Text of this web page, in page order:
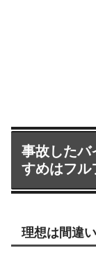
事故したバ
すめはフル
理想は間違